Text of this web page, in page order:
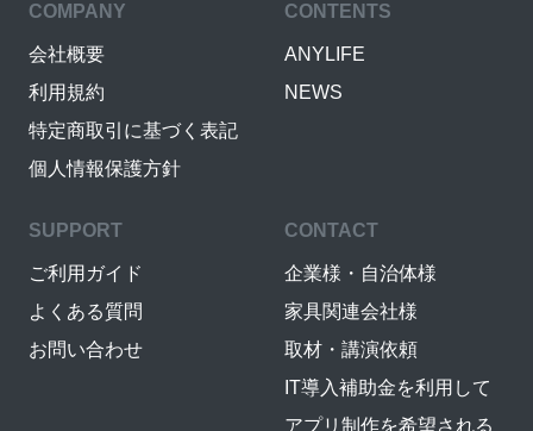
COMPANY
会社概要
利用規約
特定商取引に基づく表記
個人情報保護方針
CONTENTS
ANYLIFE
NEWS
SUPPORT
ご利用ガイド
よくある質問
お問い合わせ
CONTACT
企業様・自治体様
家具関連会社様
取材・講演依頼
IT導入補助金を利用して
アプリ制作を希望される